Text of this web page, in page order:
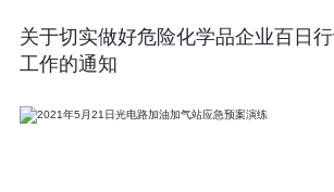
关于切实做好危险化学品企业百日
工作的通知